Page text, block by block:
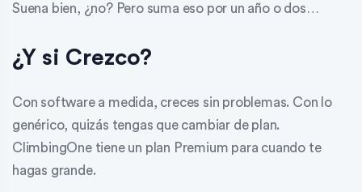
Suena bien, ¿no? Pero suma eso por un año o dos…
¿Y si Crezco?
Con software a medida, creces sin problemas. Con lo
genérico, quizás tengas que cambiar de plan.
ClimbingOne tiene un plan Premium para cuando te
hagas grande.